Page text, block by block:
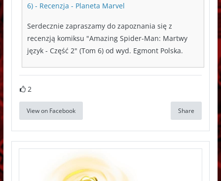
6) - Recenzja - Planeta Marvel
Serdecznie zapraszamy do zapoznania się z
recenzją komiksu "Amazing Spider-Man: Martwy
język - Część 2" (Tom 6) od wyd. Egmont Polska.
2
View on Facebook Share